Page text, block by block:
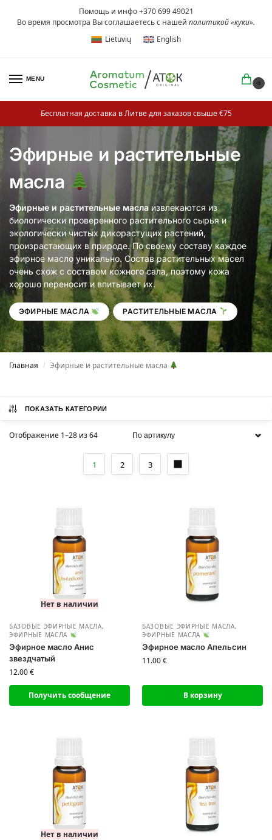
Помощь и инфо +370 699 49021
Во время просмотра Вы соглашаетесь с нашей политикой «куки».
Lietuvių
English
MENU
0
Бесплатная доставка в Литве для заказов свыше €75
Эфирные и растительные
масла
Эфирные и растительные маслаизвлекаются из
биологически проверенного растительного сырья и
экологически чистых дикорастущих растений,
произрастающих в природе. По своему составу каждое
эфирное масло уникально. Состав растительных масел
очень схож с составом кожного сала, поэтому кожа
хорошо переносит и впитывает их.
ЭФИРНЫЕ МАСЛА РАСТИТЕЛЬНЫЕ МАСЛА
Главная / Эфирные и растительные масла
ПОКАЗАТЬ КАТЕГОРИИ
Отображение 1–28 из 64
1 2 3
Нет в наличии
БАЗОВЫЕ ЭФИРНЫЕ МАСЛА,
ЭФИРНЫЕ МАСЛА
Эфирное масло Анис
звездчатый
12.00€
Получить сообщение
БАЗОВЫЕ ЭФИРНЫЕ МАСЛА,
ЭФИРНЫЕ МАСЛА
Эфирное масло Апельсин
11.00€
В корзину
Нет в наличии